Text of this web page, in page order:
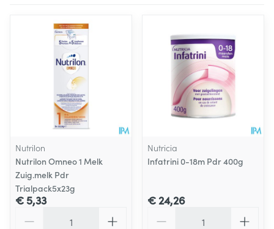
Nutrilon
Nutrilon Omneo 1 Melk
Zuig.melk Pdr
Trialpack5x23g
€ 5,33
Nutricia
Infatrini 0-18m Pdr 400g
€ 24,26